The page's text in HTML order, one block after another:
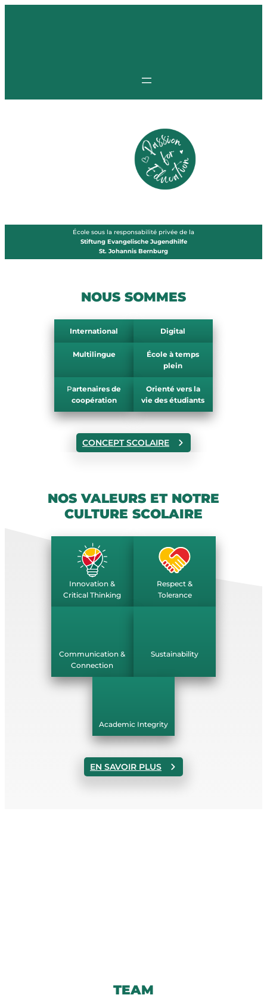
École sous la responsabilité privée de la
Stiftung Evangelische Jugendhilfe
St. Johannis Bernburg
NOUS SOMMES
International Digital
Multilingue
École à temps
plein
Partenaires de
coopération
Orienté vers la
vie des étudiants
CONCEPT SCOLAIRE
NOS VALEURS ET NOTRE
CULTURE SCOLAIRE
Innovation &
Critical Thinking
Respect &
Tolerance
Communication &
Connection
Sustainability
Academic Integrity
EN SAVOIR PLUS
TEAM